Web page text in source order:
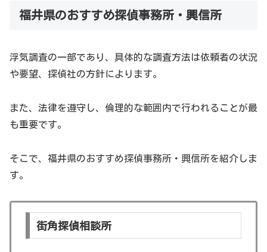
福井県のおすすめ探偵事務所・興信所
浮気調査の一部であり、具体的な調査方法は依頼者の状況
や要望、探偵社の方針によります。
また、法律を遵守し、倫理的な範囲内で行われることが最
も重要です。
そこで、福井県のおすすめ探偵事務所・興信所を紹介しま
す。
街角探偵相談所